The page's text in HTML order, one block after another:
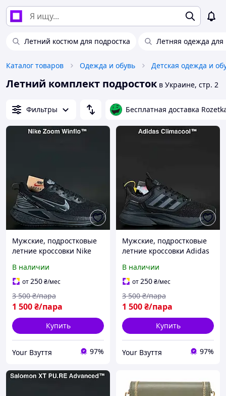
Летний костюм для подростка Летняя одежда для
Каталог товаров Одежда и обувь Детская одежда и
Летний комплект подросток в Украине, стр. 2
Фильтры Бесплатная доставка
Мужские, подростковые
летние кроссовки Nike
В наличии
от250₴/мес
1 500₴/пара
3 500 ₴/пара
Купить
Your Взуття 97%
Мужские, подростковые
летние кроссовки Adidas
В наличии
от250₴/мес
1 500₴/пара
3 500 ₴/пара
Купить
Your Взуття 97%